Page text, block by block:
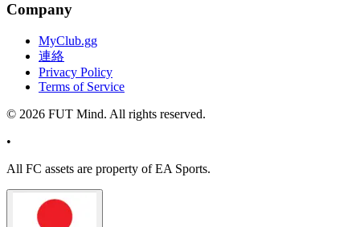
Company
MyClub.gg
連絡
Privacy Policy
Terms of Service
© 2026 FUT Mind. All rights reserved.
•
All FC assets are property of EA Sports.